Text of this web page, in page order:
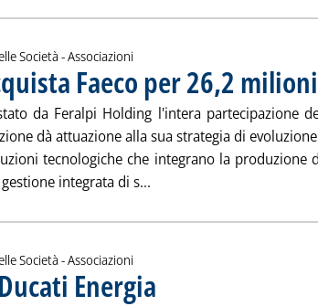
Società - Associazioni
Faeco per 26,2 milioni
da Feralpi Holding l'intera partecipazione
dà attuazione alla sua strategia di
tecnologiche che integrano la produzione
integrata di s... Leggi tutta la notizia:
Società - Associazioni
Energia